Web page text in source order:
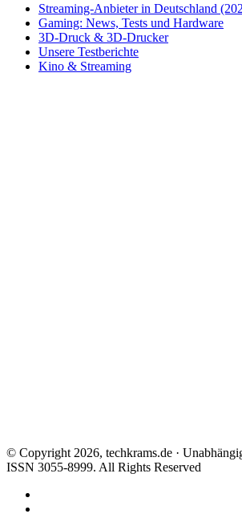
Streaming-Anbieter in Deutschland
Gaming: News, Tests und Hardware
3D-Druck & 3D-Drucker
Unsere Testberichte
Kino & Streaming
© Copyright 2026, techkrams.de ·
ISSN 3055-8999. All Rights Reserved